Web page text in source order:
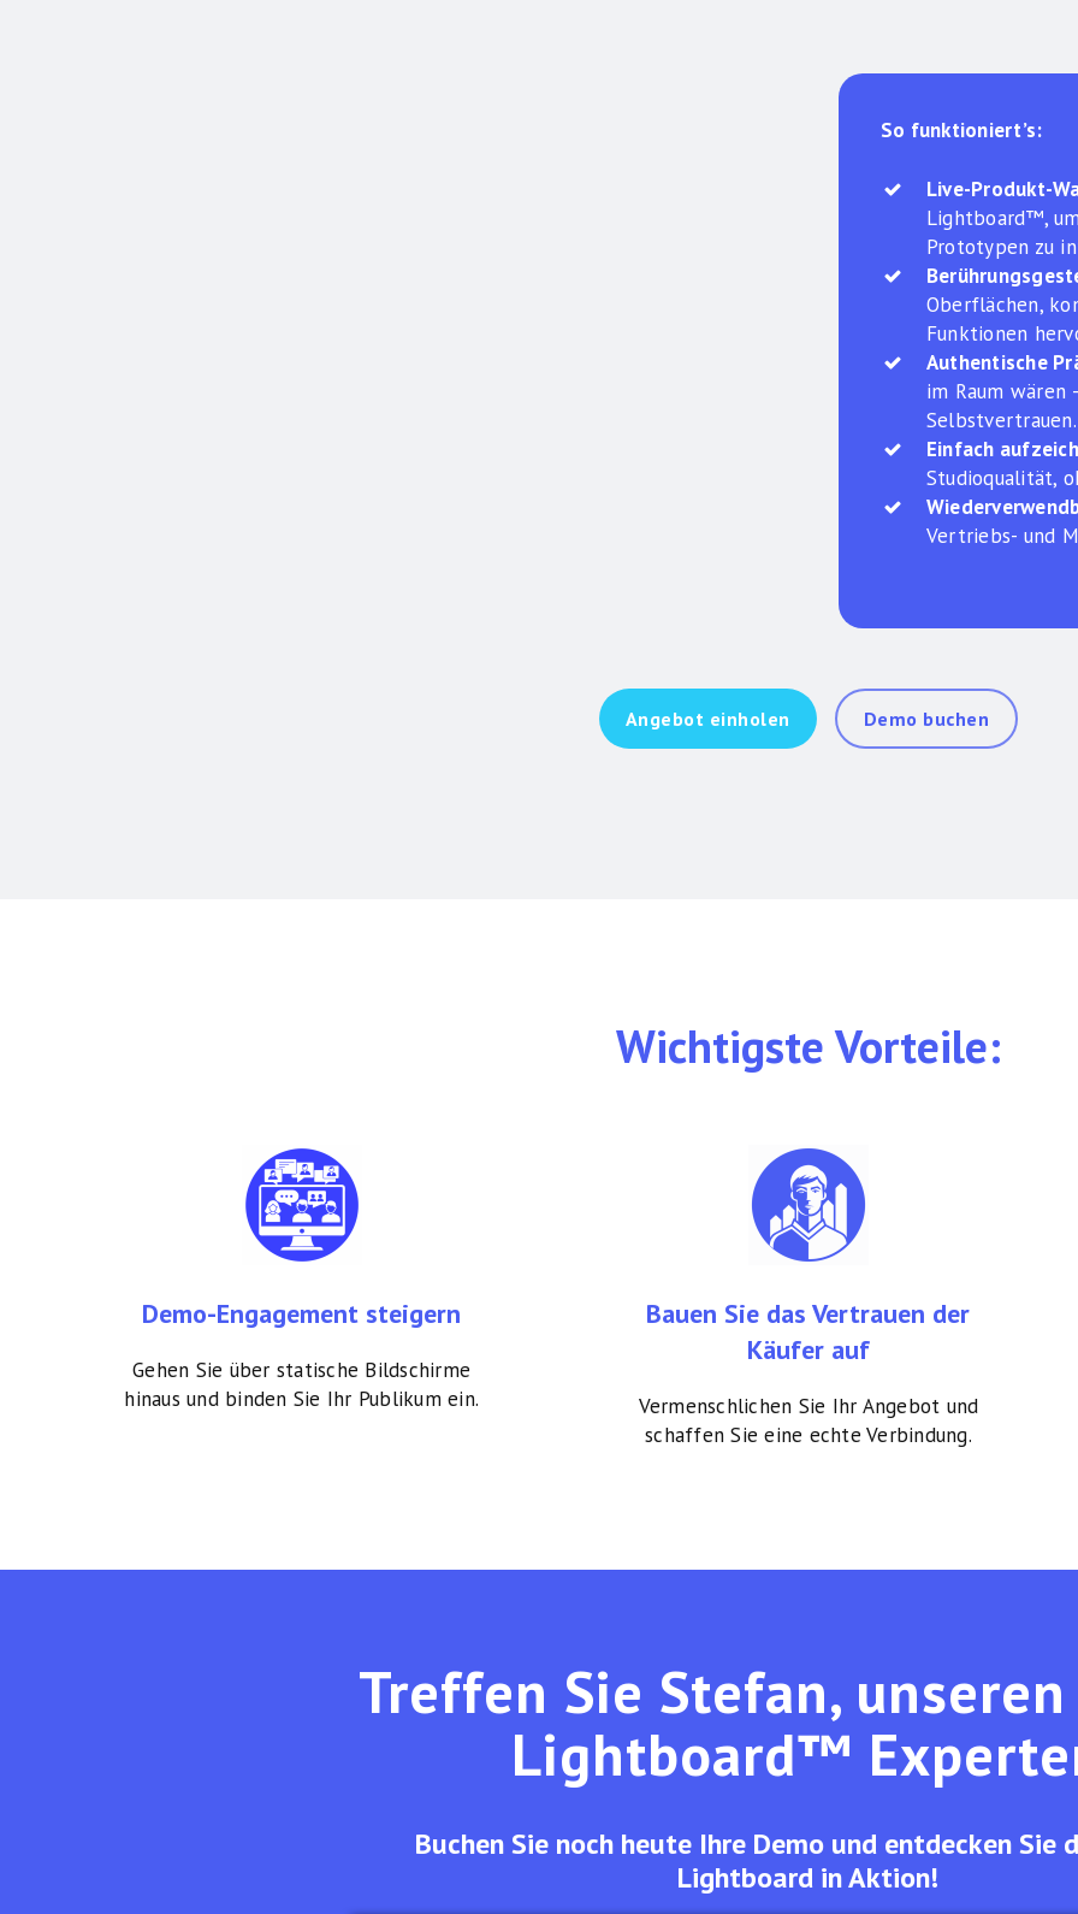
So funktioniert’s:
Live-Produkt-
Lightboard™,
Prototypen zu
Oberflächen,
Funktionen
Authentische
im Raum
Selbstvertrauen.
Einfach
Studioqualität,
Vertriebs- und
Angebot einholen Demo buchen
Wichtigste Vorteile:
Demo-Engagement steigern
Gehen Sie über statische Bildschirme
hinaus und binden Sie Ihr Publikum ein.
Bauen Sie das Vertrauen der
Käufer auf
Vermenschlichen Sie Ihr Angebot und
schaffen Sie eine echte Verbindung.
Treffen Sie Stefan,
Lightboard™
Buchen Sie noch heute Ihre Demo und entdecken Sie
Lightboard in Aktion!